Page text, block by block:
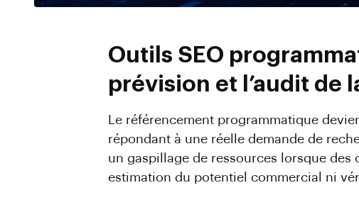
Outils SEO
prévision et l’audit de
Le référencement programmatique
répondant à une réelle demande de
un gaspillage de ressources lorsque des
estimation du potentiel commercial ni